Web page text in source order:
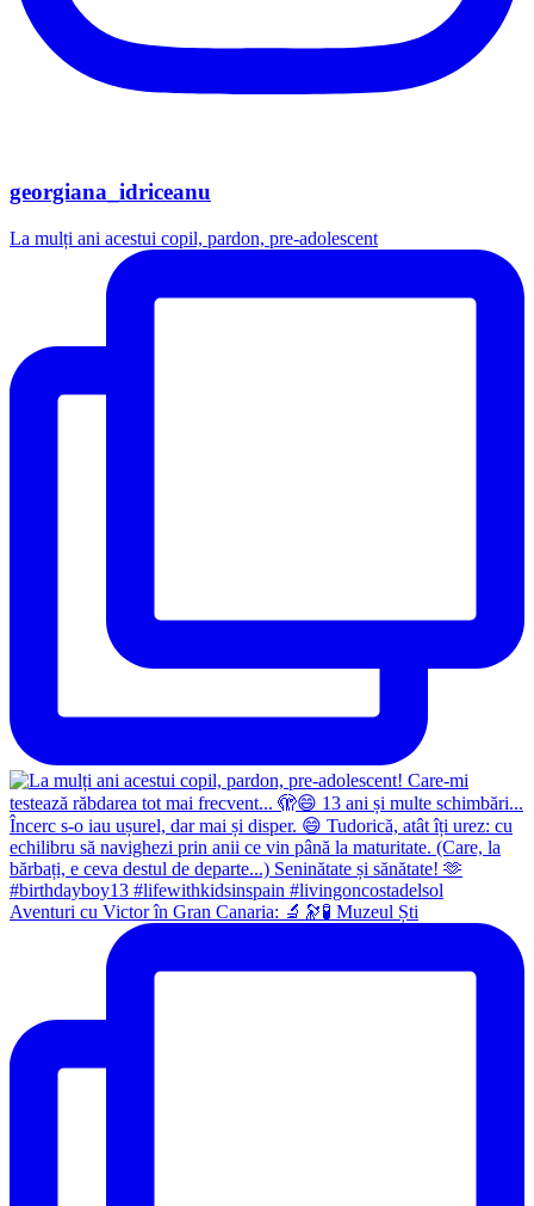
georgiana_idriceanu
La mulți ani acestui copil, pardon, pre-adolescent
Aventuri cu Victor în Gran Canaria: 🔬🔭🧪 Muzeul Ști